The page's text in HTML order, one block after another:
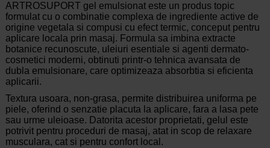
ARTROSUPORT gel emulsionat este un produs topic
formulat cu o combinatie complexa de ingrediente active de
origine vegetala si compusi cu efect termic, conceput pentru
aplicare locala prin masaj. Formula sa imbina extracte
botanice recunoscute, uleiuri esentiale si agenti dermato-
cosmetici moderni, obtinuti printr-o tehnica avansata de
dubla emulsionare, care optimizeaza absorbtia si eficienta
aplicarii.
Textura usoara, non-grasa, permite distribuirea uniforma pe
piele, oferind o senzatie placuta la aplicare, fara a lasa pete
sau urme uleioase. Datorita acestor proprietati, gelul este
potrivit pentru proceduri de masaj, atat in scop de relaxare
musculara, cat si pentru confort local.